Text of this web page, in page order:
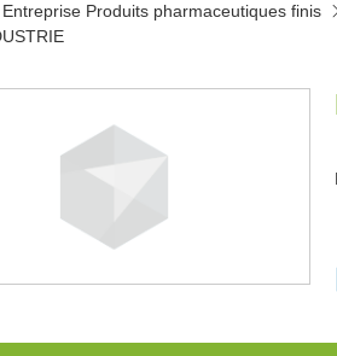
Entreprise Produits pharmaceutiques finis